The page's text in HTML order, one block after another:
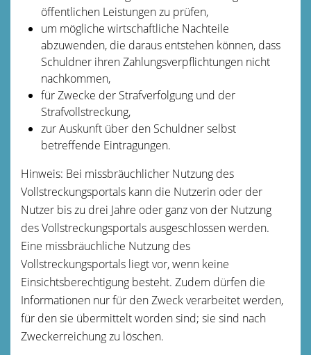
öffentlichen Leistungen zu prüfen,
um mögliche wirtschaftliche Nachteile
abzuwenden, die daraus entstehen können, dass
Schuldner ihren Zahlungsverpflichtungen nicht
nachkommen,
für Zwecke der Strafverfolgung und der
Strafvollstreckung,
zur Auskunft über den Schuldner selbst
betreffende Eintragungen.
Hinweis: Bei missbräuchlicher Nutzung des
Vollstreckungsportals kann die Nutzerin oder der
Nutzer bis zu drei Jahre oder ganz von der Nutzung
des Vollstreckungsportals ausgeschlossen werden.
Eine missbräuchliche Nutzung des
Vollstreckungsportals liegt vor,wenn keine
Einsichtsberechtigung besteht. Zudem dürfen die
Informationen nur für den Zweck verarbeitet werden,
für den sie übermittelt worden sind; sie sind nach
Zweckerreichung zu löschen.